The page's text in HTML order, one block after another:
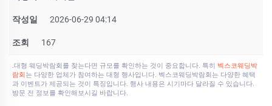
작성일 2026-06-29 04:14
조회 167
.대형 웨딩박람회를 찾는다면 규모를 확인하는 것이 중요합니다. 특히 벡스코웨딩박
람회 는 다양한 업체가 참여하는 대형 행사입니다. 벡스코웨딩박람회는 다양한 혜택
과 이벤트가 제공되는 것이 특징입니다. 행사 내용은 시기마다 달라질 수 있습니다.
방문 전 정보를 확인해보시길 바랍니다.